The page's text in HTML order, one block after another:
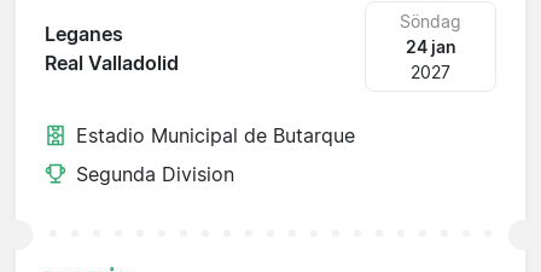
Leganes
Real Valladolid
Söndag
24 jan
2027
Estadio Municipal de Butarque
Segunda Division